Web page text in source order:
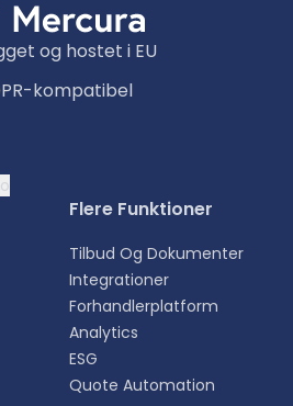
og hostet i EU
kompatibel
Flere Funktioner
Tilbud Og Dokumenter
Integrationer
Forhandlerplatform
Analytics
ESG
Quote Automation